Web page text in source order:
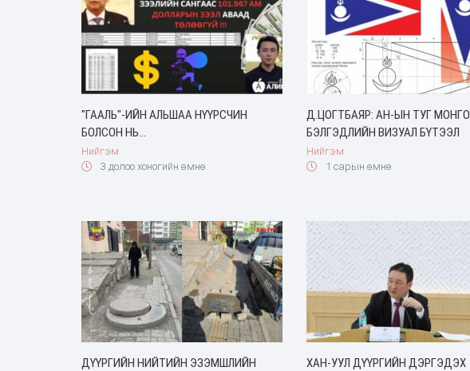
"ГААЛЬ"-ИЙН АЛЬШАА НҮҮРСЧИН
БОЛСОН НЬ...
Нийгэм
3 долоо хоногийн өмнө
Д.ЦОГТБАЯР: АН-ЫН ТУГ
БЭЛГЭДЛИЙН ВИЗУАЛ БҮТЭЭЛ
Нийгэм
1 сарын өмнө
ДҮҮРГИЙН НИЙТИЙН ЭЗЭМШЛИЙН
ХАН-УУЛ ДҮҮРГИЙН ДЭРГЭДЭХ